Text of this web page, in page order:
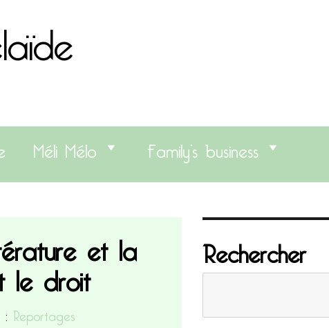
Méli Mélo Family’s business
et la
le droit
: Reportages
Rechercher